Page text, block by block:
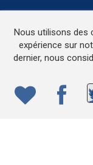
© 2022ONE.be
droits
Nous utilisons des
expérience sur
dernier, nous